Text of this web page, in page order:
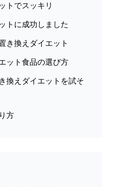
トでスッキリ
トに成功しました
き換えダイエット
ット食品の選び方
換えダイエットを試そ
方